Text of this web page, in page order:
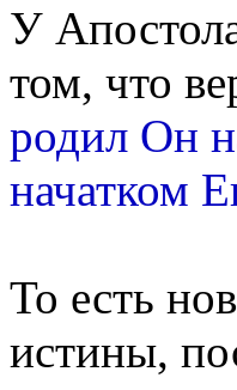
У
том, что
родил Он
начатком
То есть
истины,